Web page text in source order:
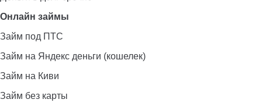
Онлайн займы
Займ под ПТС
Займ на Яндекс деньги (кошелек)
Займ на Киви
Займ без карты